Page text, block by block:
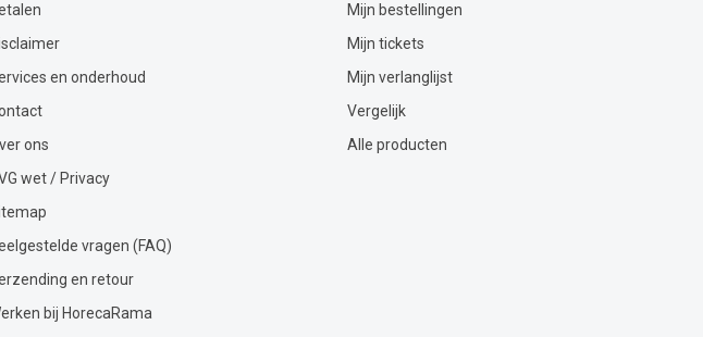
en onderhoud
ons
wet / Privacy
vragen (FAQ)
en retour
bij HorecaRama
Mijn bestellingen
Mijn tickets
Mijn verlanglijst
Vergelijk
Alle producten